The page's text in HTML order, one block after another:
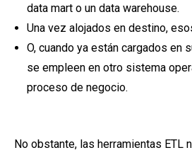
data mart o un data warehouse.
Una vez alojados en destino,
O, cuando ya están cargados en
se empleen en otro sistema
proceso de negocio.
No obstante, las herramientas ETL